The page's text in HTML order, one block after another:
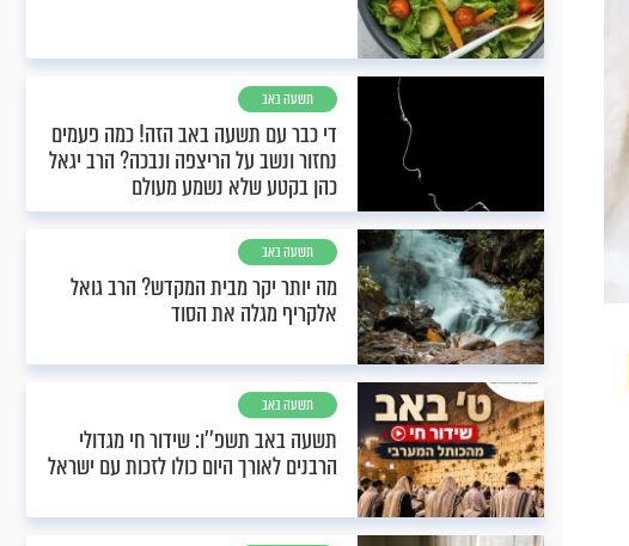
תשעה באב
די כבר עם תשעה באב הזה! כמה פעמים
נחזור ונשב על הריצפה ונבכה? הרב יגאל
כהן בקטע שלא נשמע מעולם
תשעה באב
מה יותר יקר מבית המקדש? הרב גואל
אלקריף מגלה את הסוד
תשעה באב
תשעה באב תשפ''ו: שידור חי מגדולי
הרבנים לאורך היום כולו לזכות עם ישראל